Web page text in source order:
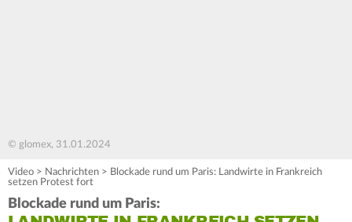
© glomex, 31.01.2024
Video > Nachrichten > Blockade rund um Paris: Landwirte in Frankreich
setzen Protest fort
Blockade rund um Paris: